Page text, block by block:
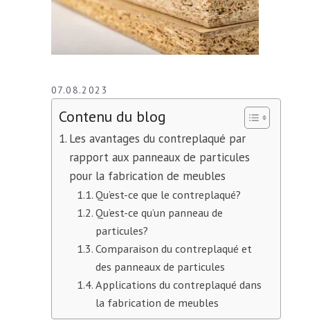
07.08.2023
Contenu du blog
Les avantages du contreplaqué par
rapport aux panneaux de particules
pour la fabrication de meubles
Qu’est-ce que le contreplaqué?
Qu’est-ce qu’un panneau de
particules?
Comparaison du contreplaqué et
des panneaux de particules
Applications du contreplaqué dans
la fabrication de meubles